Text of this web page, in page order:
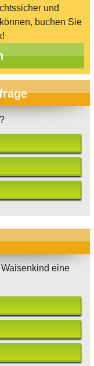
und
buchen Sie
eine